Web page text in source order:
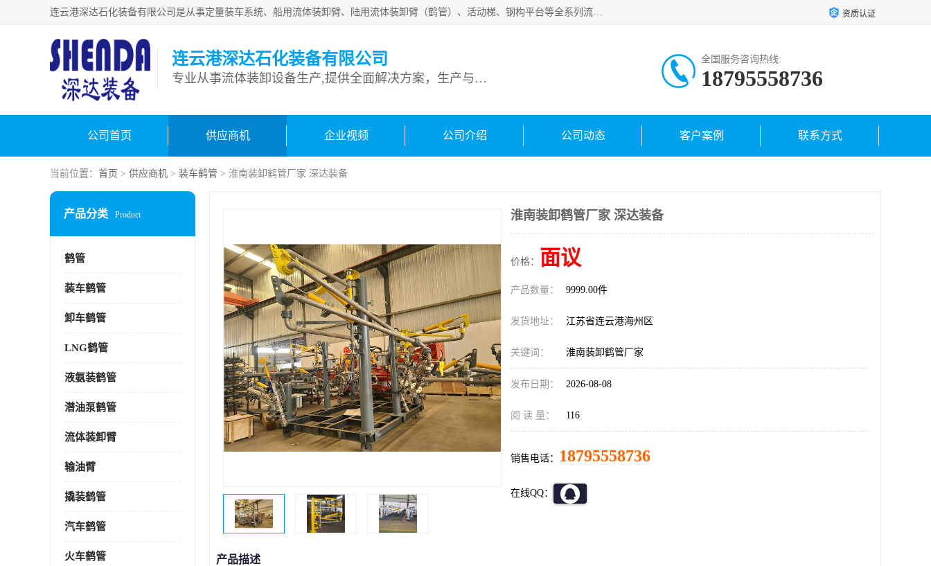
连云港深达石化装备有限公司是从事定量装车系统、船用流体装卸臂、陆用流体装卸臂（鹤管）、活动梯、钢构平台等全系列流体装卸设备的设计、制造、销售以及服务的专业供应商。公司始终以客户为中心，密切跟踪国内外油气储运及装卸设备先进技术的发展，以先进的技术、优质的产品、一流的服务，满足客户需求。 资质认证
连云港深达石化装备有限公司
专业从事流体装卸设备生产,提供全面解决方案，生产与定制服务
全国服务咨询热线:
18795558736
公司首页 供应商机 企业视频 公司介绍 公司动态 客户案例 联系方式
当前位置： 首页 > 供应商机 > 装车鹤管 > 淮南装卸鹤管厂家 深达装备
产品分类 Product
鹤管
装车鹤管
卸车鹤管
LNG鹤管
液氨装鹤管
潜油泵鹤管
流体装卸臂
输油臂
撬装鹤管
汽车鹤管
火车鹤管
淮南装卸鹤管厂家 深达装备
价格： 面议
产品数量： 9999.00件
发货地址： 江苏省连云港海州区
关键词： 淮南装卸鹤管厂家
发布日期： 2026-08-08
阅 读 量： 116
销售电话： 18795558736
在线QQ：
产品描述